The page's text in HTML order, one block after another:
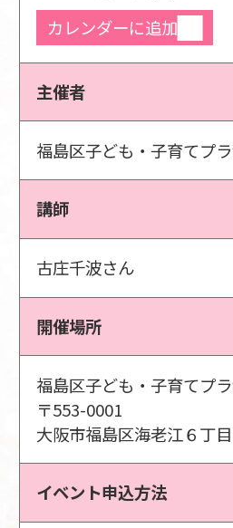
カレンダーに追加
主催者
福島区子ども・子育てプ
講師
古庄千波さん
開催場所
福島区子ども・子育てプ
〒553-0001
大阪市福島区海老江６丁
イベント申込方法